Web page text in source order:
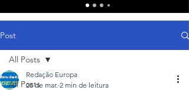
Post
All Posts
All Posts
Redação Europa
28 de mar. 2 min de leitura